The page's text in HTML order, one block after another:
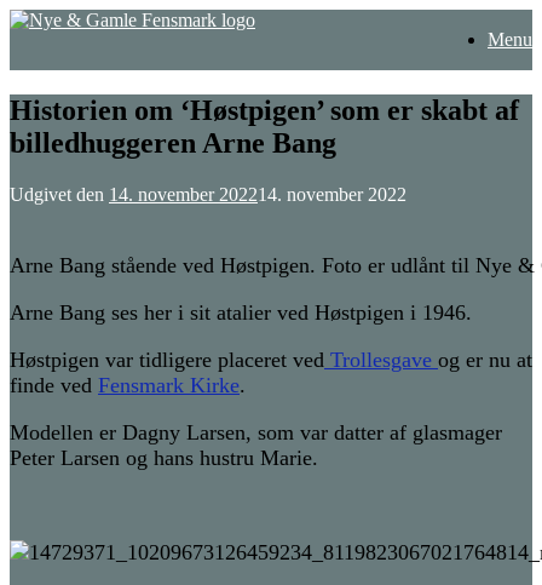
Gå
Menu
Historien om ‘Høstpigen’ som er skabt af
billedhuggeren Arne Bang
Udgivet den 14. november 202214. november 2022
Arne Bang stående ved Høstpigen. Foto er udlånt til Nye
Arne Bang ses her i sit atalier ved Høstpigen i 1946.
Høstpigen var tidligere placeret ved Trollesgave og er nu at
finde ved Fensmark Kirke.
Modellen er Dagny Larsen, som var datter af glasmager
Peter Larsen og hans hustru Marie.